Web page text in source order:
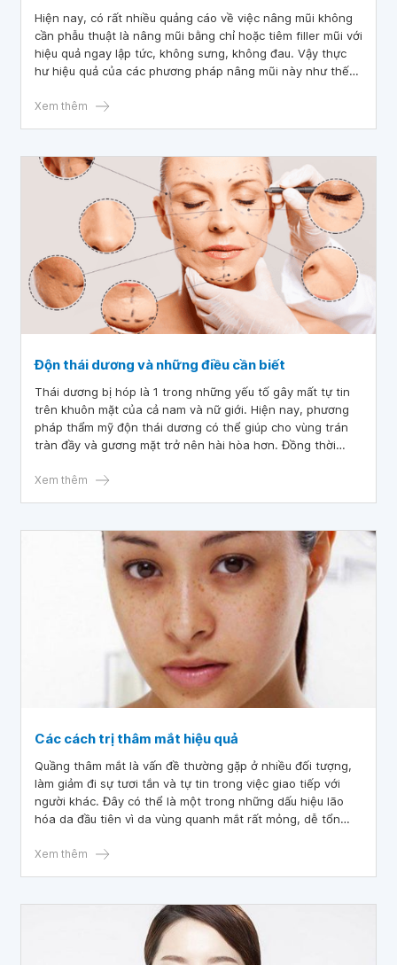
Hiện nay, có rất nhiều quảng cáo về việc nâng mũi không
cần phẫu thuật là nâng mũi bằng chỉ hoặc tiêm filler mũi với
hiệu quả ngay lập tức, không sưng, không đau. Vậy thực
hư hiệu quả của các phương pháp nâng mũi này như thế
Xem thêm
Độn thái dương và những điều cần biết
Thái dương bị hóp là 1 trong những yếu tố gây mất tự tin
trên khuôn mặt của cả nam và nữ giới. Hiện nay, phương
pháp thẩm mỹ độn thái dương có thể giúp cho vùng trán
tràn đầy và gương mặt trở nên hài hòa hơn. Đồng thời
Xem thêm
Các cách trị thâm mắt hiệu quả
Quầng thâm mắt là vấn đề thường gặp ở nhiều đối tượng,
làm giảm đi sự tươi tắn và tự tin trong việc giao tiếp với
người khác. Đây có thể là một trong những dấu hiệu lão
hóa da đầu tiên vì da vùng quanh mắt rất mỏng, dễ tổn
không?
Xem thêm